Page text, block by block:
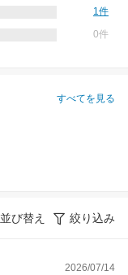
1件
0件
すべてを見る
並び替え 絞り込み
2026/07/14